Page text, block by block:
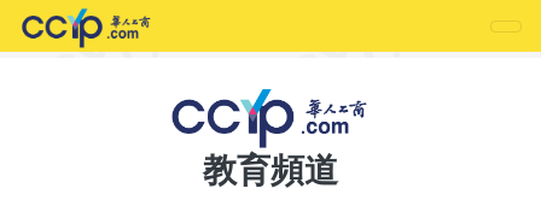
教育頻道